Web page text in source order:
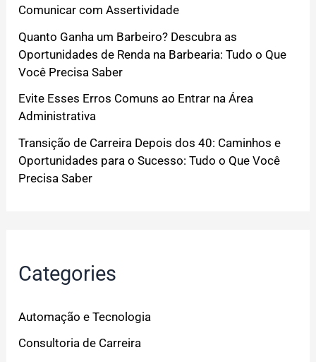
Comunicar com Assertividade
Quanto Ganha um Barbeiro? Descubra as
Oportunidades de Renda na Barbearia: Tudo o Que
Você Precisa Saber
Evite Esses Erros Comuns ao Entrar na Área
Administrativa
Transição de Carreira Depois dos 40: Caminhos e
Oportunidades para o Sucesso: Tudo o Que Você
Precisa Saber
Categories
Automação e Tecnologia
Consultoria de Carreira